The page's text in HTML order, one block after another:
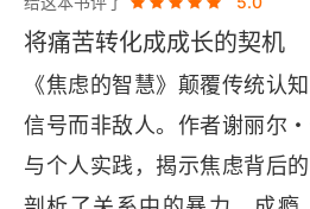
5.4 夏季：欢庆
第6章 存在的脆弱
6.1 无处可逃的生活
将痛苦转化成成长的契机
《焦虑的智慧》颠覆传统认
信号而非敌人。作者谢丽尔
与个人实践，揭示焦虑背后